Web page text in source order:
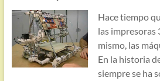
Hace tiempo
las impresoras
mismo, las
En la historia
siempre se ha